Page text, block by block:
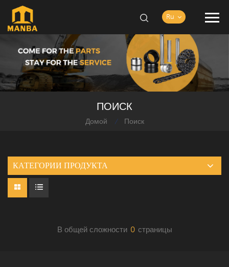
Ru
ПОИСК
Домой / Поиск
КАТЕГОРИИ ПРОДУКТА
В общей сложности 0 страницы